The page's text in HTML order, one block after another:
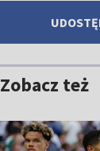
Zobacz też